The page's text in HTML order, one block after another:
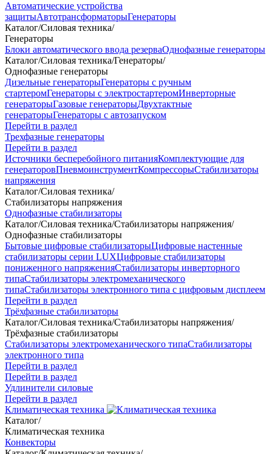
Автоматические устройства
защитыАвтотрансформаторыГенераторы
Каталог/Силовая техника/
Генераторы
Блоки автоматического ввода резерваОднофазные генераторы
Каталог/Силовая техника/Генераторы/
Однофазные генераторы
Дизельные генераторыГенераторы с ручным
стартеромГенераторы с электростартеромИнверторные
генераторыГазовые генераторыДвухтактные
генераторыГенераторы с автозапуском
Перейти в раздел
Трехфазные генераторы
Перейти в раздел
Источники бесперебойного питанияКомплектующие для
генераторовПневмоинструментКомпрессорыСтабилизаторы
напряжения
Каталог/Силовая техника/
Стабилизаторы напряжения
Однофазные стабилизаторы
Каталог/Силовая техника/Стабилизаторы напряжения/
Однофазные стабилизаторы
Бытовые цифровые стабилизаторыЦифровые настенные
стабилизаторы серии LUXЦифровые стабилизаторы
пониженного напряженияСтабилизаторы инверторного
типаСтабилизаторы электромеханического
типаСтабилизаторы электронного типа с цифровым дисплеем
Перейти в раздел
Трёхфазные стабилизаторы
Каталог/Силовая техника/Стабилизаторы напряжения/
Трёхфазные стабилизаторы
Стабилизаторы электромеханического типаСтабилизаторы
электронного типа
Перейти в раздел
Перейти в раздел
Удлинители силовые
Перейти в раздел
Климатическая техника
Каталог/
Климатическая техника
Конвекторы